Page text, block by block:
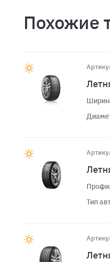
Похожие
Тип